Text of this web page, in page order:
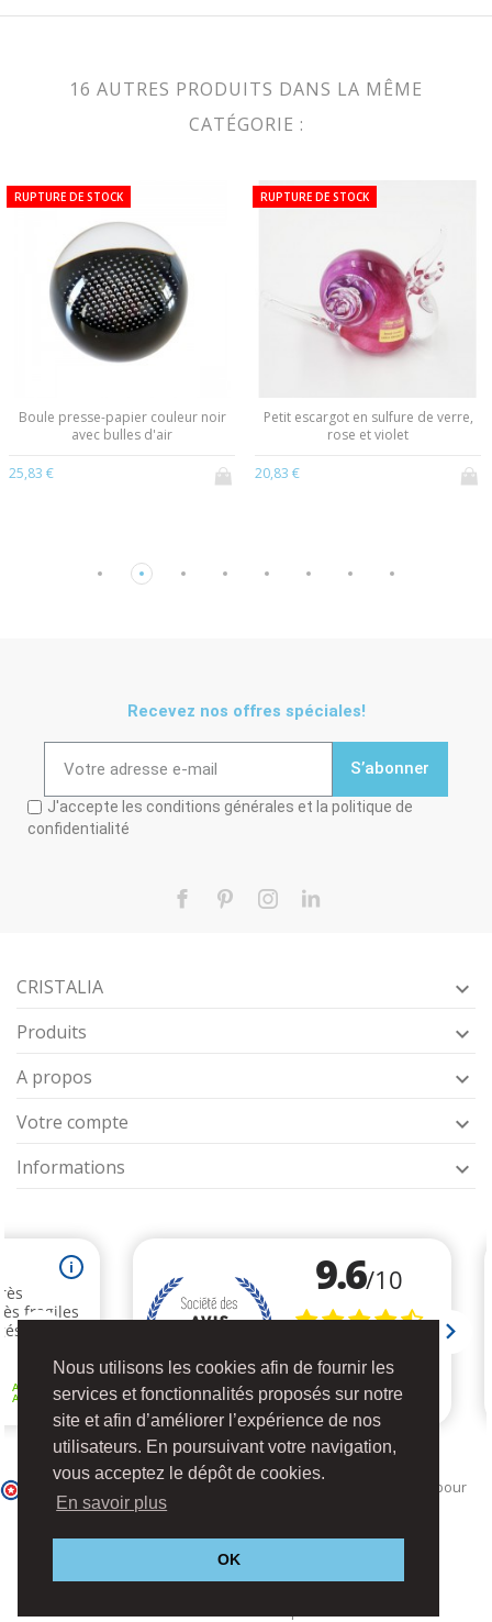
Nous utilisons les cookies afin de fournir les
services et fonctionnalités proposés sur notre
site et afin d’améliorer l’expérience de nos
utilisateurs. En poursuivant votre navigation,
vous acceptez le dépôt de cookies.
En savoir plus
OK
16 AUTRES PRODUITS DANS LA MÊME
CATÉGORIE :
RUPTURE DE STOCK
Boule presse-papier couleur noir
avec bulles d'air
25,83 €
RUPTURE DE STOCK
Petit escargot en sulfure de verre,
rose et violet
20,83 €
Recevez nos offres spéciales!
S’abonner
J'accepte les conditions générales et la politique de
confidentialité
Facebook
Pinterest
Instagram
LinkedIn
CRISTALIA 
Produits 
A propos 
Votre compte 
Informations 
Marchand approuvé par la Société des Avis Garantis,
cliquez ici pour